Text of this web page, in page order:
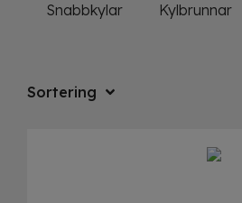
Snabbkylar Kylbrunnar
Sortering